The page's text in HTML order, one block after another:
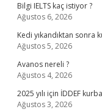
Bilgi IELTS kaç istiyor ?
Ağustos 6, 2026
Kedi yıkandıktan sonra
Ağustos 5, 2026
Avanos nereli ?
Ağustos 4, 2026
2025 yılı için İDDEF
Ağustos 3, 2026